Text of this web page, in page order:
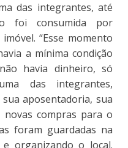
das integrantes, até
foi consumida por
“Esse momento
a mínima condição
havia dinheiro, só
das integrantes,
aposentadoria, sua
compras para o
foram guardadas na
organizando o local.